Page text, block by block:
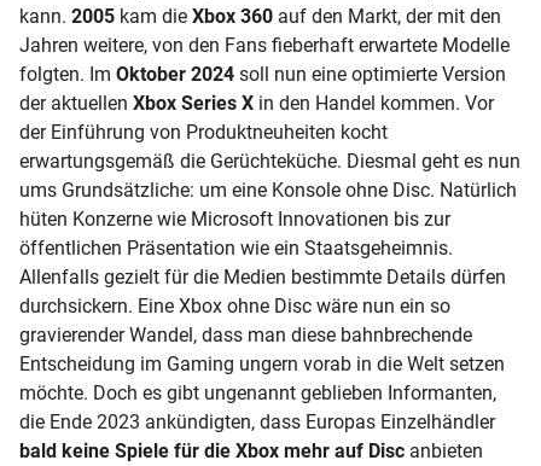
kann. 2005 kam die Xbox 360 auf den Markt, der mit den
Jahren weitere, von den Fans fieberhaft erwartete Modelle
folgten. Im Oktober 2024 soll nun eine optimierte Version
der aktuellen Xbox Series X in den Handel kommen. Vor
der Einführung von Produktneuheiten kocht
erwartungsgemäß die Gerüchteküche. Diesmal geht es nun
ums Grundsätzliche: um eine Konsole ohne Disc. Natürlich
hüten Konzerne wie Microsoft Innovationen bis zur
öffentlichen Präsentation wie ein Staatsgeheimnis.
Allenfalls gezielt für die Medien bestimmte Details dürfen
durchsickern. Eine Xbox ohne Disc wäre nun ein so
gravierender Wandel, dass man diese bahnbrechende
Entscheidung im Gaming ungern vorab in die Welt setzen
möchte. Doch es gibt ungenannt geblieben Informanten,
die Ende 2023 ankündigten, dass Europas Einzelhändler
bald keine Spiele für die Xbox mehr auf Disc anbieten